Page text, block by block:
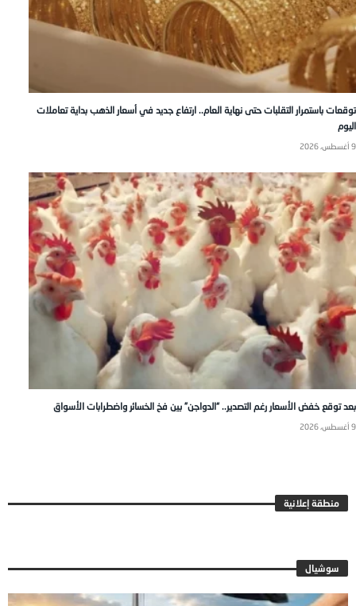
توقعات باستمرار التقلبات حتى نهاية العام.. ارتفاع جديد في أسعار الذهب بداية تعاملات
اليوم
9 أغسطس، 2026
بعد توقع خفض الأسعار رغم التصدير.. “الدواجن” بين فخ الخسائر واضطرابات الأسواق
9 أغسطس، 2026
منطقة إعلانية
سوشيال